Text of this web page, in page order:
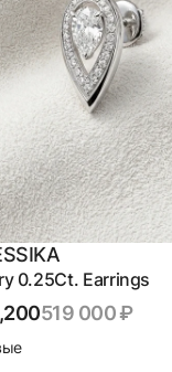
0.25Ct. Earrings
519 000 ₽